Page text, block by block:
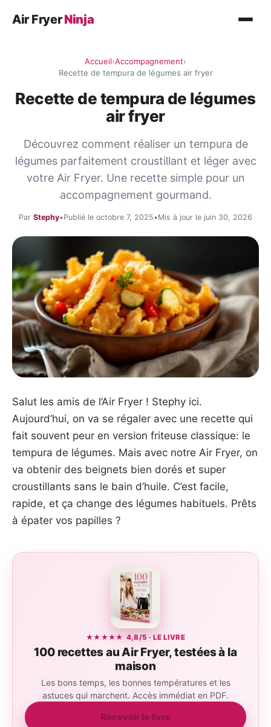
Air FryerNinja
Plat principal
Légumes
Desserts
Conseils
Accueil›Accompagnement›
Recette de tempura de légumes air fryer
Recette de tempura de légumes
air fryer
Découvrez comment réaliser un tempura de
légumes parfaitement croustillant et léger avec
votre Air Fryer. Une recette simple pour un
accompagnement gourmand.
Par Stephy•Publié le octobre 7, 2025•Mis à jour le juin 30, 2026
Salut les amis de l’Air Fryer ! Stephy ici.
Aujourd’hui, on va se régaler avec une recette qui
fait souvent peur en version friteuse classique: le
tempura de légumes. Mais avec notre Air Fryer, on
va obtenir des beignets bien dorés et super
croustillants sans le bain d’huile. C’est facile,
rapide, et ça change des légumes habituels. Prêts
à épater vos papilles ?
★★★★★ 4,8/5 · LE LIVRE
100 recettes au Air Fryer, testées à la
maison
Les bons temps, les bonnes températures et les
astuces qui marchent. Accès immédiat en PDF.
Recevoir le livre